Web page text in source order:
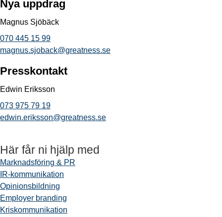
Nya uppdrag
Magnus Sjöbäck
070 445 15 99
magnus.sjoback@greatness.se
Presskontakt
Edwin Eriksson
073 975 79 19
edwin.eriksson@greatness.se
Här får ni hjälp med
Marknadsföring & PR
IR-kommunikation
Opinionsbildning
Employer branding
Kriskommunikation